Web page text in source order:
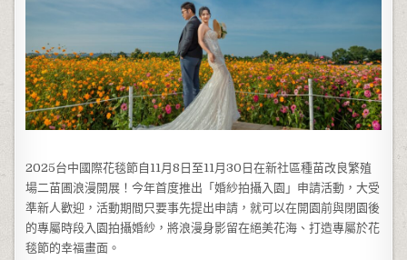
2025台中國際花毯節自11月8日至11月30日在新社區種苗改良繁殖
場二苗圃浪漫開展！今年首度推出「婚紗拍攝入園」申請活動，大受
準新人歡迎，活動期間只要事先提出申請，就可以在開園前與閉園後
的專屬時段入園拍攝婚紗，將浪漫身影留在絕美花海、打造專屬於花
毯節的幸福畫面。